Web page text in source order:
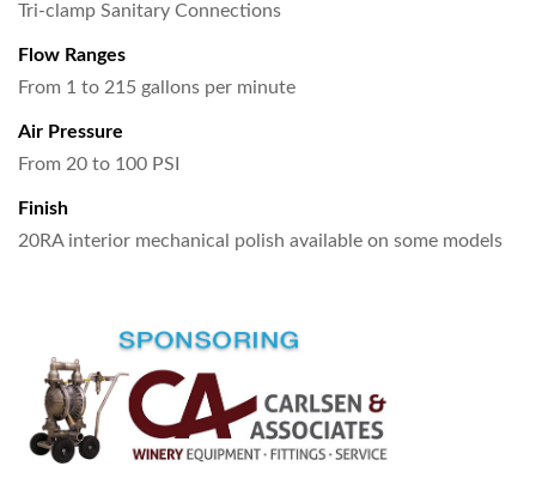
Tri-clamp Sanitary Connections
Flow Ranges
From 1 to 215 gallons per minute
Air Pressure
From 20 to 100 PSI
Finish
20RA interior mechanical polish available on some models